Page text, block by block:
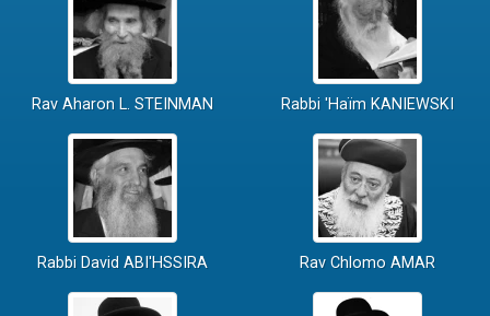
Rav Aharon L. STEINMAN Rabbi 'Haïm KANIEWSKI
Rabbi David ABI'HSSIRA Rav Chlomo AMAR